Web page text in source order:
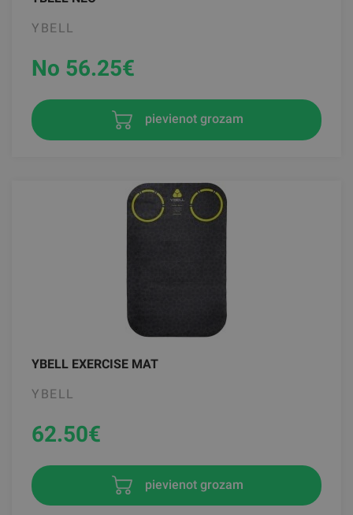
YBELL
No 56.25€
pievienot grozam
YBELL EXERCISE MAT
YBELL
62.50€
pievienot grozam